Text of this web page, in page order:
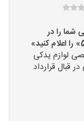
شما را در
لوازم یدکی
قبال قرارداد